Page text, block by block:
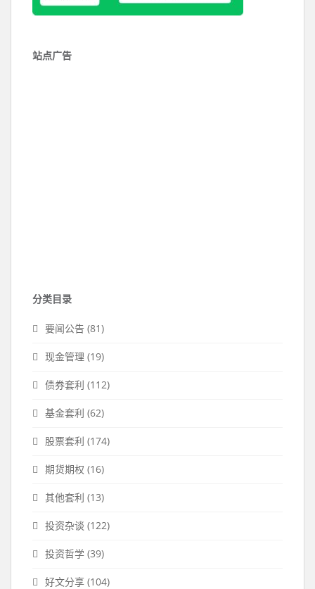
站点广告
分类目录
要闻公告 (81)
现金管理 (19)
债券套利 (112)
基金套利 (62)
股票套利 (174)
期货期权 (16)
其他套利 (13)
投资杂谈 (122)
投资哲学 (39)
好文分享 (104)